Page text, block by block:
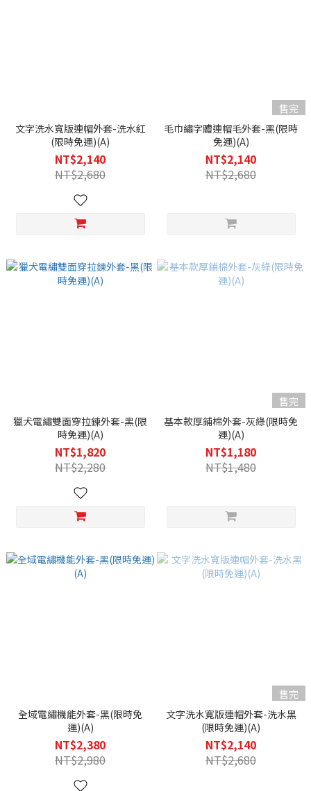
文字洗水寬版連帽外套-洗水紅
(限時免運)(A)
NT$2,140
NT$2,680
售完
毛巾繡字體連帽毛外套-黑(限時
免運)(A)
NT$2,140
NT$2,680
獵犬電繡雙面穿拉鍊外套-黑(限
時免運)(A)
NT$1,820
NT$2,280
售完
基本款厚鋪棉外套-灰綠(限時免
運)(A)
NT$1,180
NT$1,480
全域電繡機能外套-黑(限時免
運)(A)
NT$2,380
NT$2,980
售完
文字洗水寬版連帽外套-洗水黑
(限時免運)(A)
NT$2,140
NT$2,680